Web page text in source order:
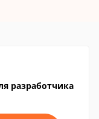
разработчика